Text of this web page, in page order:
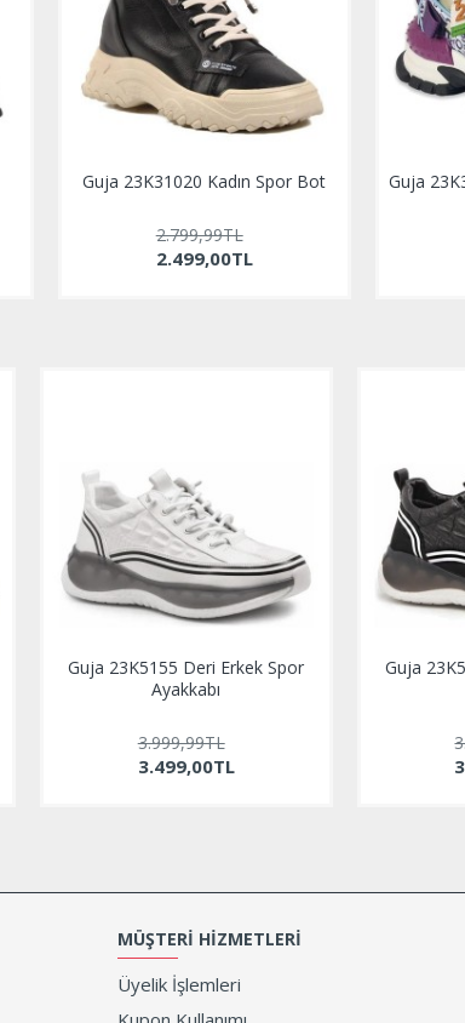
Guja 23K31020 Kadın Spor Bot
2.499,00TL
2.799,99TL
Guja
Guja 23K5155 Deri Erkek Spor
Ayakkabı
3.499,00TL
3.999,99TL
Guja
MÜŞTERI HIZMETLERI
Üyelik İşlemleri